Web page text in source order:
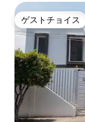
ゲストチョイス
ゲストチョイス